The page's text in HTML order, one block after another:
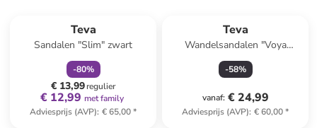
Teva
Sandalen "Slim" zwart
-80%
€ 13,99regulier
€ 12,99 met family
Adviesprijs (AVP): € 65,00*
Teva
Wandelsandalen "Voya
Infinity" turquoise
-58%
vanaf: € 24,99
Adviesprijs (AVP): € 60,00*